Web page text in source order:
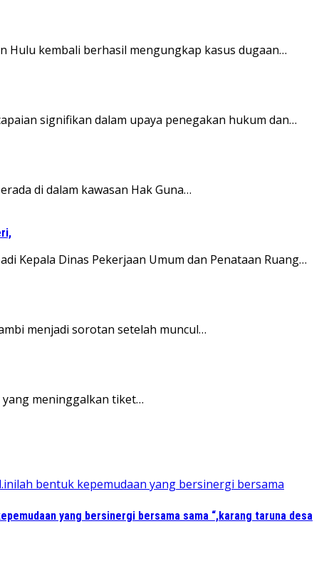
Hulu kembali berhasil mengungkap kasus dugaan…
signifikan dalam upaya penegakan hukum dan…
di dalam kawasan Hak Guna…
Kepala Dinas Pekerjaan Umum dan Penataan Ruang…
menjadi sorotan setelah muncul…
meninggalkan tiket…
yang bersinergi bersama sama “,karang taruna desa